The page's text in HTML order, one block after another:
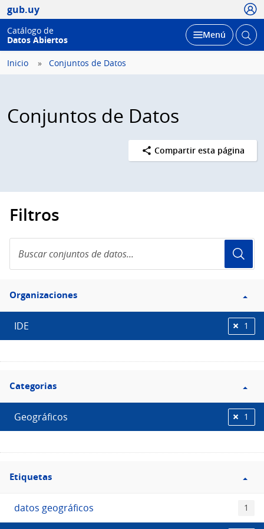
gub.uy
Catálogo de
Datos Abiertos
Desplegar
Menú Abrir
Inicio Conjuntos de Datos
Conjuntos de Datos
Compartir esta página
Filtros
conjuntos
de
Filtro
Organizaciones
Organizaciones
IDE 1
Filtro
Categorias
Categorias
Geográficos 1
Filtro
Etiquetas
Etiquetas
datos geográficos 1